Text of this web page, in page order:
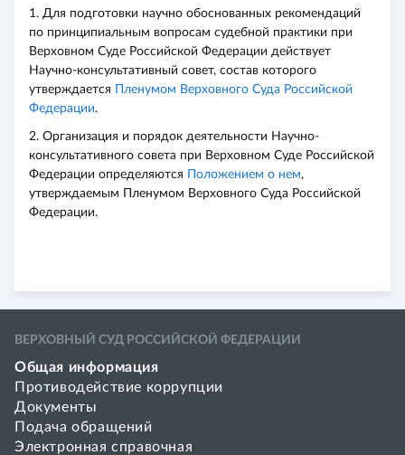
1. Для подготовки научно обоснованных рекомендаций
по принципиальным вопросам судебной практики при
Верховном Суде Российской Федерации действует
Научно-консультативный совет, состав которого
утверждается
Пленумом Верховного Суда Российской
Федерации.
2. Организация и порядок деятельности Научно-
консультативного совета при Верховном Суде Российской
Федерации определяются
Положением о нем,
утверждаемым Пленумом Верховного Суда Российской
Федерации.
ВЕРХОВНЫЙ СУД РОССИЙСКОЙ ФЕДЕРАЦИИ
Общая информация
Противодействие коррупции
Документы
Подача обращений
Электронная справочная